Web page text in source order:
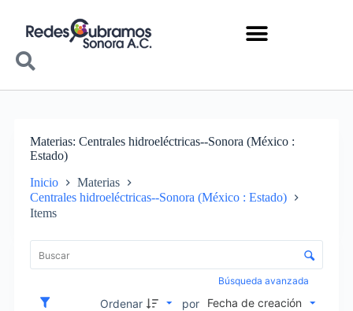
Materias Centrales hidroeléctricas--Sonora (México :
Estado)
Inicio
Materias
Centrales hidroeléctricas--Sonora (México : Estado)
Items
Control de clasificación y visualización
Búsqueda avanzada
Ordenar por Fecha de creación